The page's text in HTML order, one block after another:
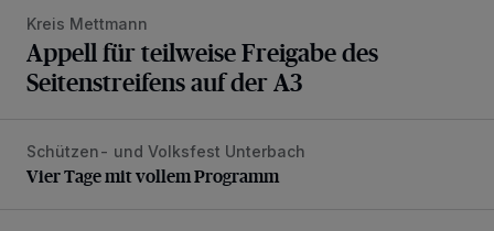
Kreis Mettmann
Appell für teilweise Freigabe des
Seitenstreifens auf der A3
Vier Tage mit vollem Programm
Schützen- und Volksfest Unterbach
Vier Tage mit vollem Programm